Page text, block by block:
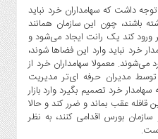
داشت که سهامداران خرد نباید
باشند، چون این سازمان همانند
ورود کند یک رانت ایجاد می‌شود و
خرد نباید وارد این فضا‌ها شوند،
می‌شوند. معمولا سهامداران خرد از
مدیران حرفه ای‌تر مدیریت
خرد تصمیم بگیرد وارد بازار
قافله عقب بماند و ضرر کند و حالا
بورس اقدامی کنند، به نظر